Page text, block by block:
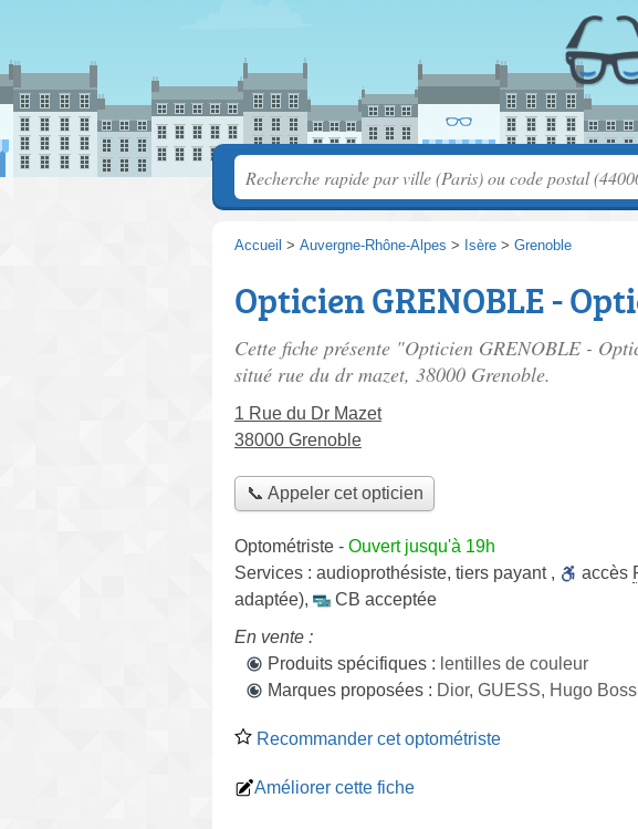
Accueil > Auvergne-Rhône-Alpes > Isère > Grenoble
Opticien GRENOBLE -
Cette fiche présente "Opticien GRENOBLE -
situé rue du dr mazet, 38000 Grenoble.
1 Rue du Dr Mazet
38000 Grenoble
📞 Appeler cet opticien
Optométriste - Ouvert jusqu'à 19h
Services : audioprothésiste, tiers payant , accès
adaptée),
CB acceptée
En vente :
Produits spécifiques : lentilles de couleur
Marques proposées : Dior, GUESS, Hugo
Recommander cet optométriste
Améliorer cette fiche